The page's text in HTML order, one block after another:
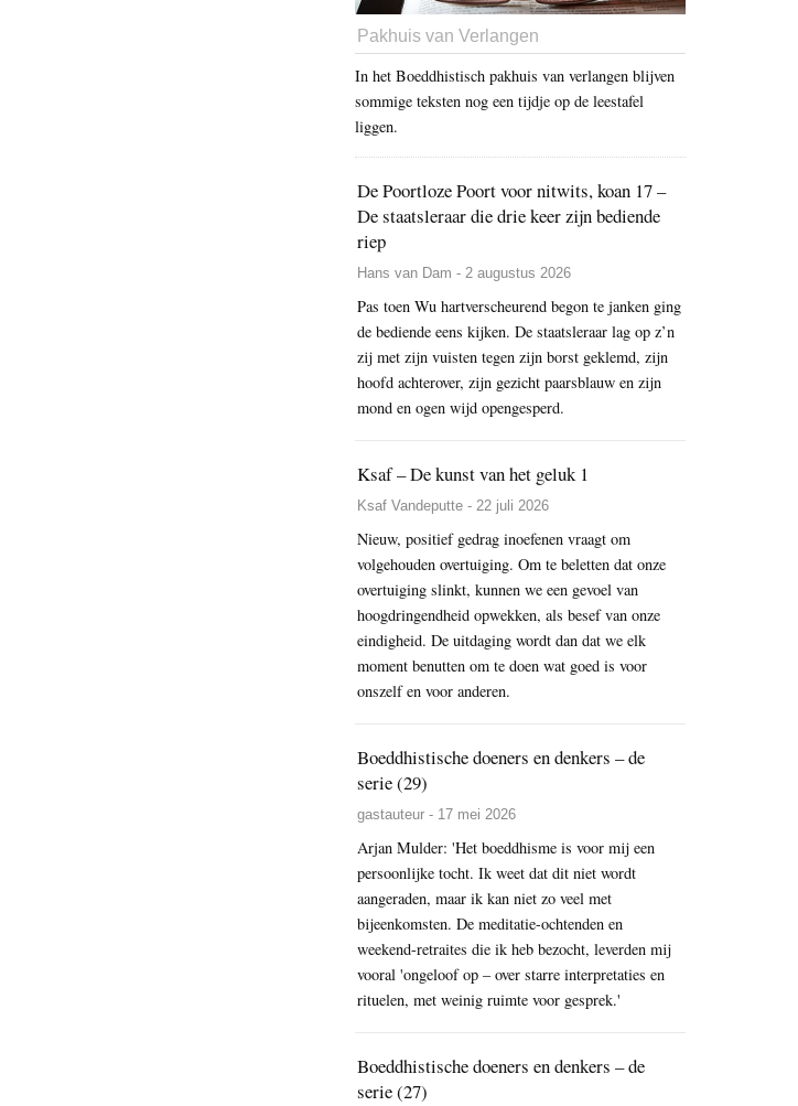
Pakhuis van Verlangen
In het Boeddhistisch pakhuis van verlangen blijven
sommige teksten nog een tijdje op de leestafel
liggen.
De Poortloze Poort voor nitwits, koan 17 –
De staatsleraar die drie keer zijn bediende
riep
Hans van Dam - 2 augustus 2026
Pas toen Wu hartverscheurend begon te janken ging
de bediende eens kijken. De staatsleraar lag op z’n
zij met zijn vuisten tegen zijn borst geklemd, zijn
hoofd achterover, zijn gezicht paarsblauw en zijn
mond en ogen wijd opengesperd.
Ksaf – De kunst van het geluk 1
Ksaf Vandeputte - 22 juli 2026
Nieuw, positief gedrag inoefenen vraagt om
volgehouden overtuiging. Om te beletten dat onze
overtuiging slinkt, kunnen we een gevoel van
hoogdringendheid opwekken, als besef van onze
eindigheid. De uitdaging wordt dan dat we elk
moment benutten om te doen wat goed is voor
onszelf en voor anderen.
Boeddhistische doeners en denkers – de
serie (29)
gastauteur - 17 mei 2026
Arjan Mulder: 'Het boeddhisme is voor mij een
persoonlijke tocht. Ik weet dat dit niet wordt
aangeraden, maar ik kan niet zo veel met
bijeenkomsten. De meditatie-ochtenden en
weekend-retraites die ik heb bezocht, leverden mij
vooral 'ongeloof op – over starre interpretaties en
rituelen, met weinig ruimte voor gesprek.'
Boeddhistische doeners en denkers – de
serie (27)